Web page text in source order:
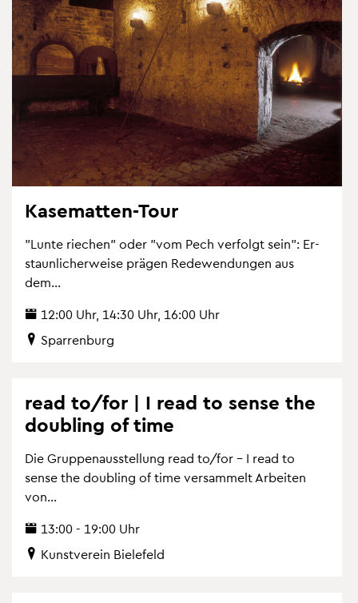
Ka­se­mat­ten-Tour
"Lunte rie­chen" oder "vom Pech ver­folgt sein": Er­
staun­li­cher­wei­se prä­gen Re­de­wen­dun­gen aus
dem...
12:00 Uhr, 14:30 Uhr, 16:00 Uhr
Spar­ren­burg
read to/for | I read to sense the
dou­bling of time
Die Grup­pen­aus­stel­lung read to/for – I read to
sense the dou­bling of time ver­sam­melt Ar­bei­ten
von...
13:00 - 19:00 Uhr
Kunst­ver­ein Bie­le­feld